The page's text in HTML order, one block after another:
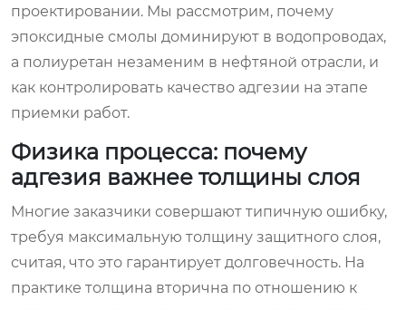
проектировании. Мы рассмотрим, почему
эпоксидные смолы доминируют в водопроводах,
а полиуретан незаменим в нефтяной отрасли, и
как контролировать качество адгезии на этапе
приемки работ.
Физика процесса: почему
адгезия важнее толщины слоя
Многие заказчики совершают типичную ошибку,
требуя максимальную толщину защитного слоя,
считая, что это гарантирует долговечность. На
практике толщина вторична по отношению к